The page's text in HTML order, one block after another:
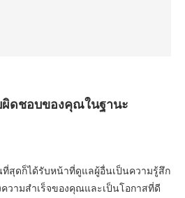
ดชอบของคุณในฐานะ
ที่สุดก็ได้รับหน้าที่ดูแลผู้อื่นเป็นความรู้สึก
วามสำเร็จของคุณและเป็นโอกาสที่ดี